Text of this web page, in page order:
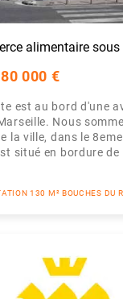
alimentaire sous
000 €
est au bord d'une
Nous
la ville, dans le
situé en bordure de
130 M² BOUCHES DU